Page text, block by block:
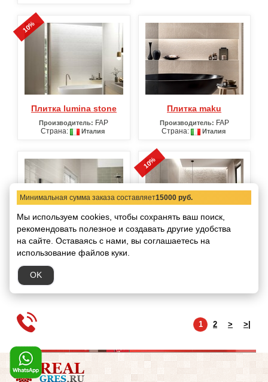
10%
Плитка lumina stone
Производитель: FAP
Страна:
Италия
Плитка maku
Производитель: FAP
Страна:
Италия
Плитка manhattan
(Архив)
Производитель:
Страна:
10%
Плитка mat&more
1 2 > >|
Минимальная сумма заказа составляет15000 руб.
Мы используем cookies, чтобы сохранять ваш поиск,
рекомендовать полезное и создавать другие удобства
на сайте. Оставаясь с нами, вы соглашаетесь на
использование файлов куки.
OK